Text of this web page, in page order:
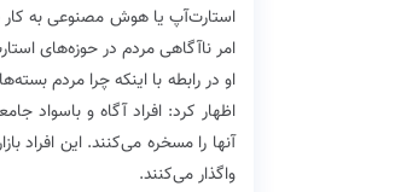
استارت‌آپ یا هوش مصنوعی به کار
امر ناآگاهی مردم در حوزه‌های
او در رابطه با اینکه چرا مردم
اظهار کرد: افراد آگاه و باسواد
آنها را مسخره می‌کنند. این افراد
واگذار می‌کنند.